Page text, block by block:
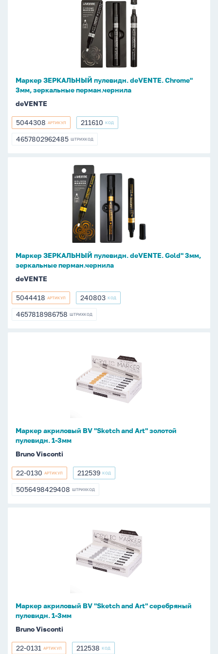
Маркер ЗЕРКАЛЬНЫЙ пулевидн. deVENTE. Chrome"
3мм, зеркальные перман.чернила
deVENTE
5044308
5044308 АРТИКУЛ 211610
211610 КОД
4657802962485
4657802962485 ШТРИХКОД
ЗЕРКАЛЬНЫЙ
Маркер ЗЕРКАЛЬНЫЙ пулевидн. deVENTE. Gold" 3мм,
зеркальные перман.чернила
deVENTE
5044418
5044418 АРТИКУЛ 240803
240803 КОД
4657818986758
4657818986758 ШТРИХКОД
1-
3мм
Маркер акриловый BV "Sketch and Art" золотой
пулевидн. 1-3мм
Bruno Visconti
22-
0130
22-0130 АРТИКУЛ 212539
212539 КОД
5056498429408
5056498429408 ШТРИХКОД
1-
3мм
Маркер акриловый BV "Sketch and Art" серебряный
пулевидн. 1-3мм
Bruno Visconti
22-
22-0131 АРТИКУЛ 212538
212538 КОД